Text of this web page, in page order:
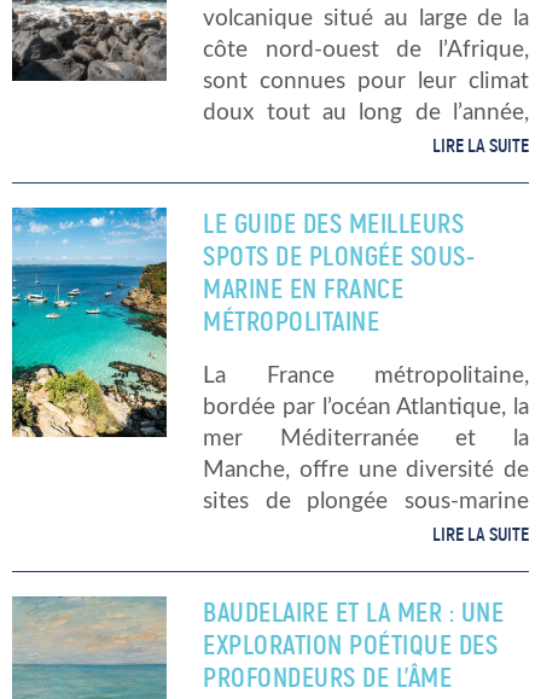
volcanique situé au large de la
côte nord-ouest de l’Afrique,
sont connues pour leur climat
doux tout au long de l’année,
leurs paysages diversifiés et
[…]
LIRE LA SUITE
LE GUIDE DES MEILLEURS
SPOTS DE PLONGÉE SOUS-
MARINE EN FRANCE
MÉTROPOLITAINE
La France métropolitaine,
bordée par l’océan Atlantique, la
mer Méditerranée et la
Manche, offre une diversité de
sites de plongée sous-marine
exceptionnels. Que vous soyez
des spots qui répondent à vos
attentes. Voici […]
LIRE LA SUITE
BAUDELAIRE ET LA MER : UNE
EXPLORATION POÉTIQUE DES
PROFONDEURS DE L’ÂME